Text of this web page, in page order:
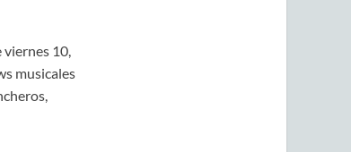
10,
musicales